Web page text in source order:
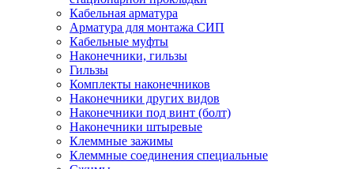
Кабельная арматура
Арматура для монтажа СИП
Кабельные муфты
Наконечники, гильзы
Гильзы
Комплекты наконечников
Наконечники других видов
Наконечники под винт (болт)
Наконечники штыревые
Клеммные зажимы
Клеммные соединения специальные